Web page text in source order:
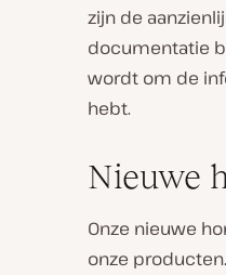
zijn de
documentatie
wordt om de
hebt.
Nieuwe
Onze nieuwe
onze